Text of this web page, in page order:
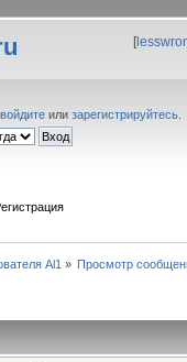
[
войдите или зарегистрируйтесь
Al1 » Просмотр